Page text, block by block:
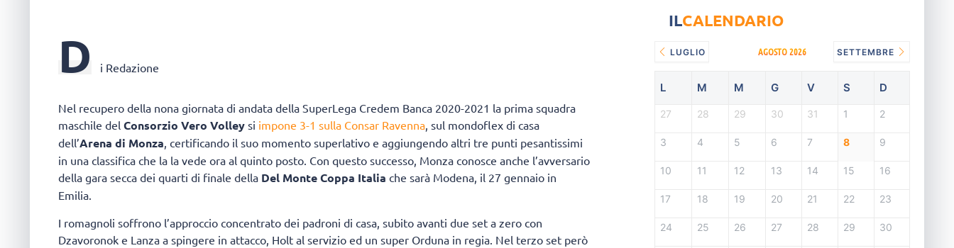
D i Redazione
Nel recupero della nona giornata di andata della SuperLega Credem Banca 2020-2021 la prima squadra
maschile del Consorzio Vero Volley si impone 3-1 sulla Consar Ravenna, sul mondoflex di casa
dell’Arena di Monza, certificando il suo momento superlativo e aggiungendo altri tre punti pesantissimi
in una classifica che la la vede ora al quinto posto. Con questo successo, Monza conosce anche l’avversario
della gara secca dei quarti di finale della Del Monte Coppa Italia che sarà Modena, il 27 gennaio in
Emilia.
I romagnoli soffrono l’approccio concentrato dei padroni di casa, subito avanti due set a zero con
Dzavoronok e Lanza a spingere in attacco, Holt al servizio ed un super Orduna in regia. Nel terzo set però
ILCALENDARIO
LUGLIO AGOSTO 2026 SETTEMBRE
L M M G V S D
27 28 29 30 31 1 2
3 4 5 6 7 8 9
10 11 12 13 14 15 16
17 18 19 20 21 22 23
24 25 26 27 28 29 30